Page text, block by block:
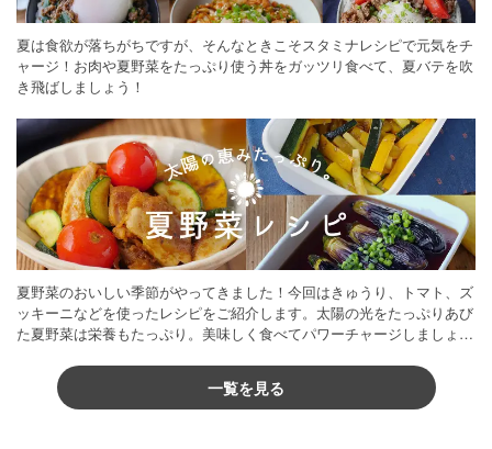
夏は食欲が落ちがちですが、そんなときこそスタミナレシピで元気をチ
ャージ！お肉や夏野菜をたっぷり使う丼をガッツリ食べて、夏バテを吹
き飛ばしましょう！
夏野菜のおいしい季節がやってきました！今回はきゅうり、トマト、ズ
ッキーニなどを使ったレシピをご紹介します。太陽の光をたっぷりあび
た夏野菜は栄養もたっぷり。美味しく食べてパワーチャージしましょう
一覧を見る